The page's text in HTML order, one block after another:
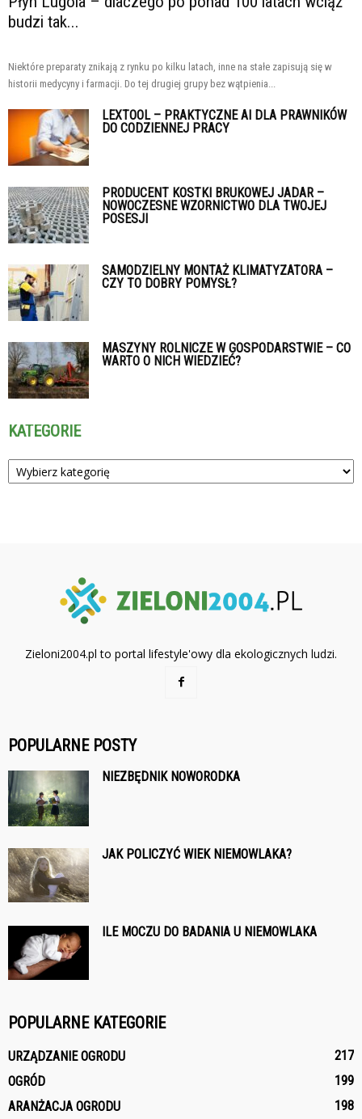
budzi tak...
Niektóre preparaty znikają z rynku po kilku latach, inne na stałe zapisują się w
historii medycyny i farmacji. Do tej drugiej grupy bez wątpienia...
LEXTOOL – PRAKTYCZNE AI DLA PRAWNIKÓW
DO CODZIENNEJ PRACY
PRODUCENT KOSTKI BRUKOWEJ JADAR –
NOWOCZESNE WZORNICTWO DLA TWOJEJ
POSESJI
SAMODZIELNY MONTAŻ KLIMATYZATORA –
CZY TO DOBRY POMYSŁ?
MASZYNY ROLNICZE W GOSPODARSTWIE – CO
WARTO O NICH WIEDZIEĆ?
KATEGORIE
Kategorie
Zieloni2004.pl to portal lifestyle'owy dla ekologicznych ludzi.
POPULARNE POSTY
NIEZBĘDNIK NOWORODKA
JAK POLICZYĆ WIEK NIEMOWLAKA?
ILE MOCZU DO BADANIA U NIEMOWLAKA
POPULARNE KATEGORIE
URZĄDZANIE OGRODU
217
OGRÓD
199
ARANŻACJA OGRODU
198